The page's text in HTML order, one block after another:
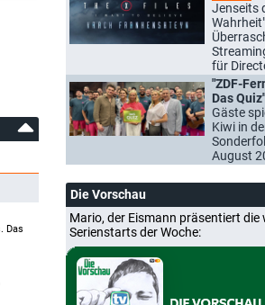
Das
Jenseits
für
"ZDF-
Das
Gäste
Kiwi in
August
Die Vorschau
Mario, der Eismann präsentiert die
Serienstarts der Woche: